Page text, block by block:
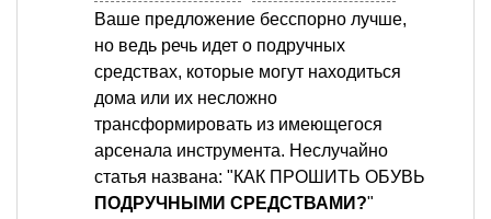
Ваше предложение беcспорно лучше,
но ведь речь идет о подручных
средствах, которые могут находиться
дома или их несложно
трансформировать из имеющегося
арсенала инструмента. Неслучайно
статья названа: "КАК ПРОШИТЬ ОБУВЬ
ПОДРУЧНЫМИ СРЕДСТВАМИ?"